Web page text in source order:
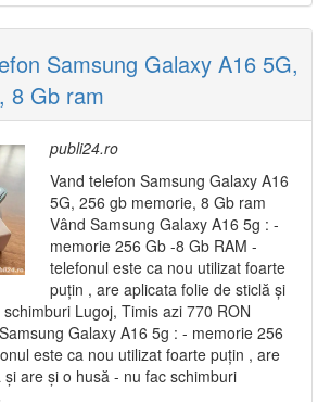
Samsung Galaxy A16 5G,
8 Gb ram
publi24.ro
Vand telefon Samsung Galaxy A16
5G, 256 gb memorie, 8 Gb ram
Vând Samsung Galaxy A16 5g : -
memorie 256 Gb -8 Gb RAM -
telefonul este ca nou utilizat foarte
puțin , are aplicata folie de sticlă și
Lugoj, Timis azi 770 RON
Galaxy A16 5g : - memorie 256
este ca nou utilizat foarte puțin , are
are și o husă - nu fac schimburi